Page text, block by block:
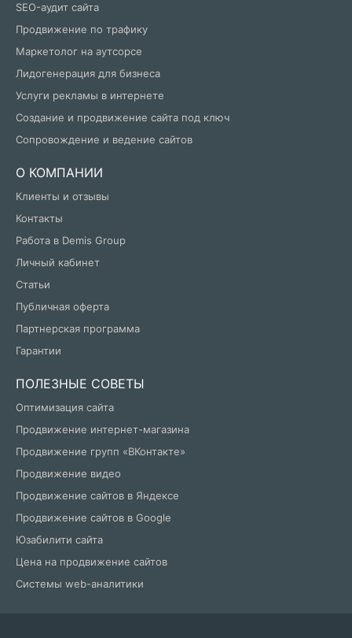
SEO-аудит сайта
Продвижение по трафику
Маркетолог на аутсорсе
Лидогенерация для бизнеса
Услуги рекламы в интернете
Создание и продвижение сайта под ключ
Сопровождение и ведение сайтов
О КОМПАНИИ
Клиенты и отзывы
Контакты
Работа в Demis Group
Личный кабинет
Статьи
Публичная оферта
Партнерская программа
Гарантии
ПОЛЕЗНЫЕ СОВЕТЫ
Оптимизация сайта
Продвижение интернет-магазина
Продвижение групп «ВКонтакте»
Продвижение видео
Продвижение сайтов в Яндексе
Продвижение сайтов в Google
Юзабилити сайта
Цена на продвижение сайтов
Системы web-аналитики